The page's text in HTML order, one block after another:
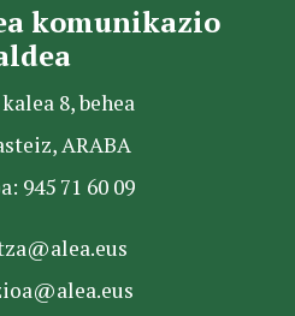
komunikazio
8, behea
ARABA
945 71 60 09